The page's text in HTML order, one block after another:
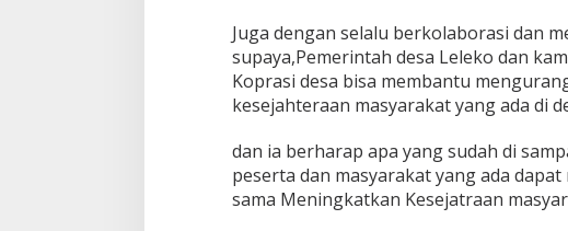
Juga dengan selalu berkolaborasi dan
supaya,Pemerintah desa Leleko dan
Koprasi desa bisa membantu
kesejahteraan masyarakat yang ada di
dan ia berharap apa yang sudah di
peserta dan masyarakat yang ada
sama Meningkatkan Kesejatraan